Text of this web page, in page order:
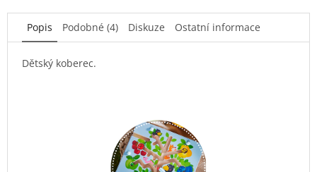
Popis Podobné (4) Diskuze Ostatní informace
Dětský koberec.